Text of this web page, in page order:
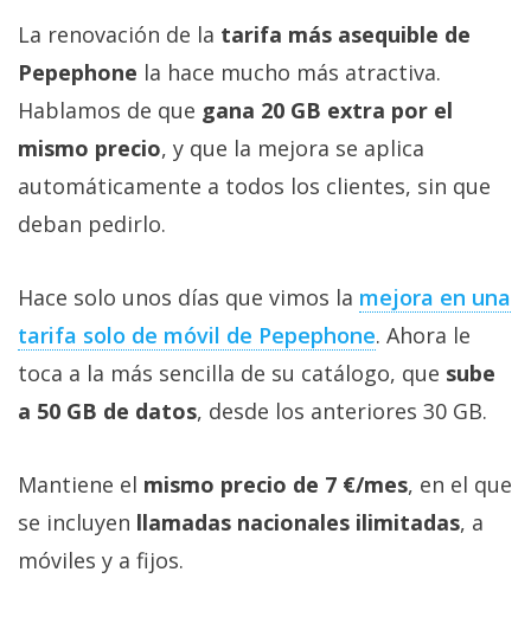
La renovación de la tarifa más asequible de
Pepephone la hace mucho más atractiva.
Hablamos de que gana 20 GB extra por el
mismo precio, y que la mejora se aplica
automáticamente a todos los clientes, sin que
deban pedirlo.
Hace solo unos días que vimos la mejora en una
tarifa solo de móvil de Pepephone‎. Ahora le
toca a la más sencilla de su catálogo, que sube
a 50 GB de datos, desde los anteriores 30 GB.
Mantiene el mismo precio de 7 €/mes, en el que
se incluyen llamadas nacionales ilimitadas, a
móviles y a fijos.